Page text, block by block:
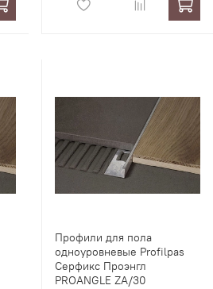
Профили для пола
одноуровневые Profilpas
Серфикс Проэнгл
PROANGLE ZA/30